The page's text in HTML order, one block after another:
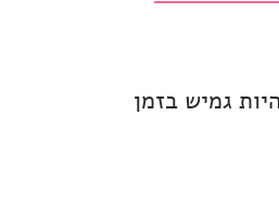
גמיש בזמן